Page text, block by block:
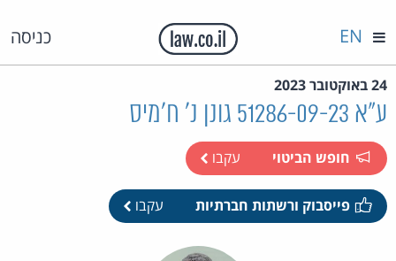
כניסה EN
24 באוקטובר 2023
ע"א 51286-09-23 גונן נ' ח'מיס
חופש הביטוי עקבו
פייסבוק ורשתות חברתיות עקבו